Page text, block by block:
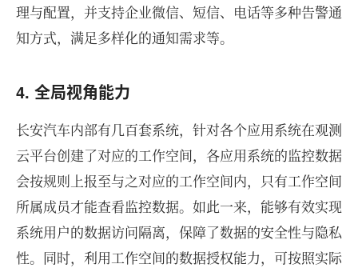
理与配置，并支持企业微信、短信、电话等多种告警通
知方式，满足多样化的通知需求等。
4. 全局视角能力
长安汽车内部有几百套系统，针对各个应用系统在观测
云平台创建了对应的工作空间，各应用系统的监控数据
会按规则上报至与之对应的工作空间内，只有工作空间
所属成员才能查看监控数据。如此一来，能够有效实现
系统用户的数据访问隔离，保障了数据的安全性与隐私
性。同时，利用工作空间的数据授权能力，可按照实际